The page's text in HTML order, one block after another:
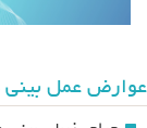
عوارض عمل